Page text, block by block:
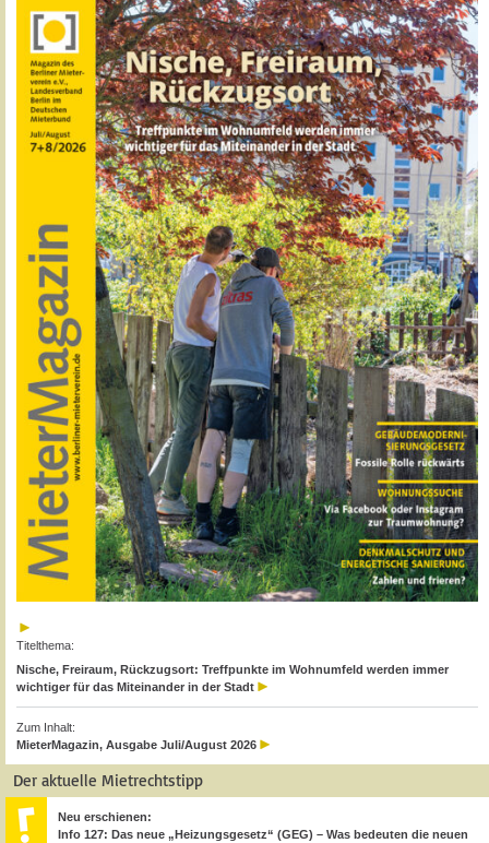
Titelthema:
Nische, Freiraum, Rückzugsort: Treffpunkte im Wohnumfeld werden immer
wichtiger für das Miteinander in der Stadt
Zum Inhalt:
MieterMagazin, Ausgabe Juli/August 2026
Der aktuelle Mietrechtstipp
Neu erschienen:
Info 127: Das neue „Heizungsgesetz“ (GEG) – Was bedeuten die neuen